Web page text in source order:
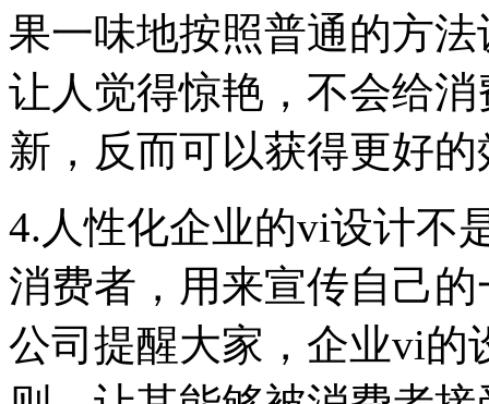
果一味地按照普通的方
让人觉得惊艳，不会给
新，反而可以获得更好的
4.人性化企业的vi设计不
消费者，用来宣传自己
公司提醒大家，企业vi的